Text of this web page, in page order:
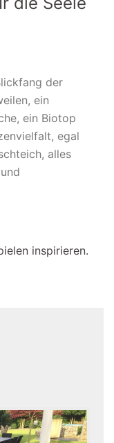
der
ein
ein Biotop
egal
alles
inspirieren.